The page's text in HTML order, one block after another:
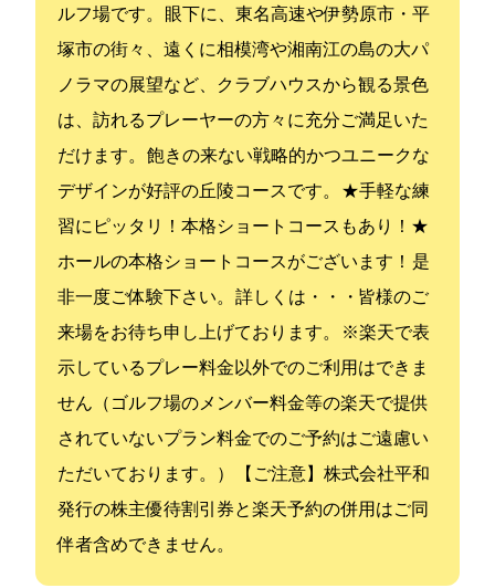
ルフ場です。 眼下に、東名高速や伊勢原市・平
塚市の街々、遠くに相模湾や湘南江の島の大パ
ノラマの展望など、クラブハウスから観る景色
は、訪れるプレーヤーの方々に充分ご満足いた
だけます。 飽きの来ない戦略的かつユニークな
デザインが好評の丘陵コースです。 ★手軽な練
習にピッタリ！本格ショートコースもあり！★ 6
ホールの本格ショートコースがございます！ 是
非一度ご体験下さい。 詳しくは・・・http://www.pacificgolf.co.jp/isehara/shortcorse.asp 皆様のご
来場をお待ち申し上げております。 ※楽天GORAで表
示しているプレー料金以外でのご利用はできま
せん（ゴルフ場のメンバー料金等の楽天GORAで提供
されていないプラン料金でのご予約はご遠慮い
ただいております。） 【ご注意】株式会社平和
発行の株主優待割引券と楽天GORA予約の併用はご同
伴者含めできません。